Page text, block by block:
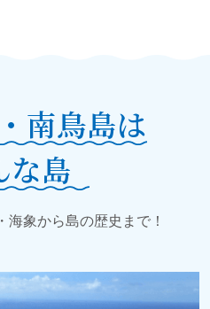
たに記事を掲載しました!
として掲載しています。
南鳥島は
な島
象から島の歴史まで！